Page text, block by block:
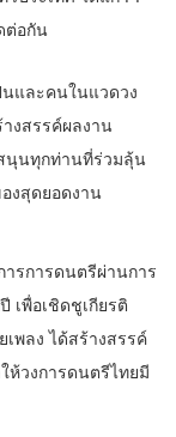
ต่อกัน
นและคนในแวดวง
งสรรค์ผลงาน
นุนทุกท่านที่ร่วมลุ้น
งสุดยอดงาน
รการดนตรีผ่านการ
เพื่อเชิดชูเกียรติ
พลง ได้สร้างสรรค์
วงการดนตรีไทยมี